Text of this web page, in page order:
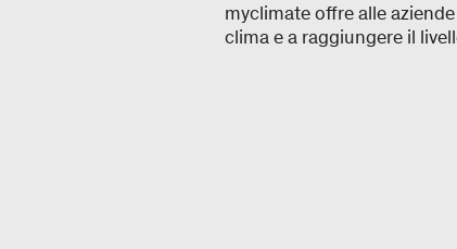
myclimate offre alle
clima e a raggiungere il